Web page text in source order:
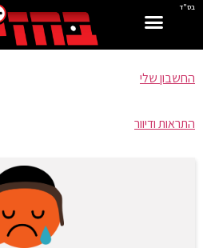
בס"ד
החשבון שלי
התראות ודיוור